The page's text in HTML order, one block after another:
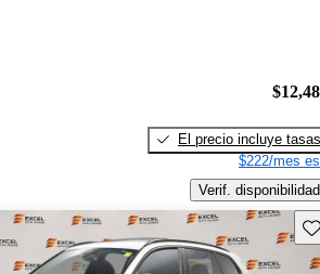
El precio incluye tasas
$222/mes
Verif. disponibilidad